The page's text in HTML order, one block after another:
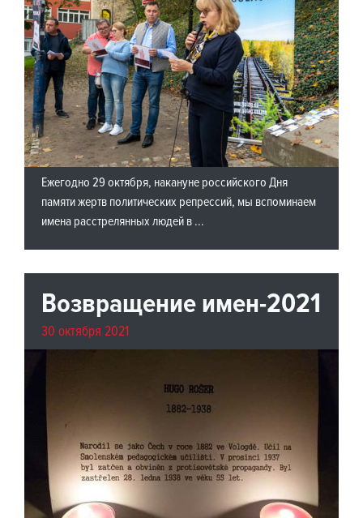
Ежегодно 29 октября, накануне российского Дня
памяти жертв политических репрессий, мы вспоминаем
имена расстрелянных людей в ...
Возвращение имен-2021
30 октября 2021